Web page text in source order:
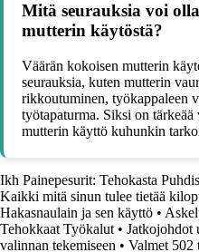
Mitä seurauksia voi
mutterin käytöstä?
Väärän kokoisen mutterin
seurauksia, kuten mutterin
rikkoutuminen, työkappaleen
työtapaturma. Siksi on
mutterin käyttö kuhunkin
Ikh Painepesurit: Tehokasta
Kaikki mitä sinun tulee tietää
Hakasnaulain ja sen käyttö •
Tehokkaat Työkalut • Jatkojohdot
valinnan tekemiseen • Valmet 502